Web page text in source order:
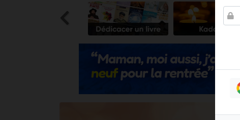
17 personnes
4 personnes
Il reste 49
4 personnes
3 personnes
Odaya vient de